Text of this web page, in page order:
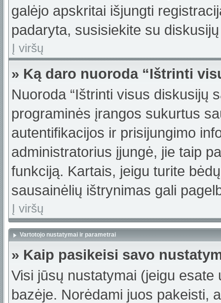
galėjo apskritai išjungti
padaryta, susisiekite su
Į viršų
» Ką daro nuoroda “Ištrinti
Nuoroda “Ištrinti visus diskusijų
programinės įrangos sukurtus
autentifikacijos ir prisijungimo
administratorius įjungė, jie taip
funkciją. Kartais, jeigu turite
sausainėlių ištrynimas gali
Į viršų
Vartotojo nustatymai ir parametrai
» Kaip pasikeisi savo
Visi jūsų nustatymai (jeigu
bazėje. Norėdami juos pakeisti,